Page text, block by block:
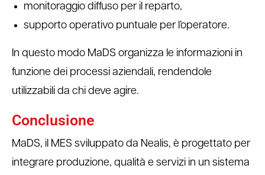
monitoraggio diffuso per il reparto,
supporto operativo puntuale per l’operatore.
In questo modo MaDS organizza le informazioni in
funzione dei processi aziendali, rendendole
utilizzabili da chi deve agire.
Conclusione
MaDS, il MES sviluppato da Nealis, è progettato per
integrare produzione, qualità e servizi in un sistema